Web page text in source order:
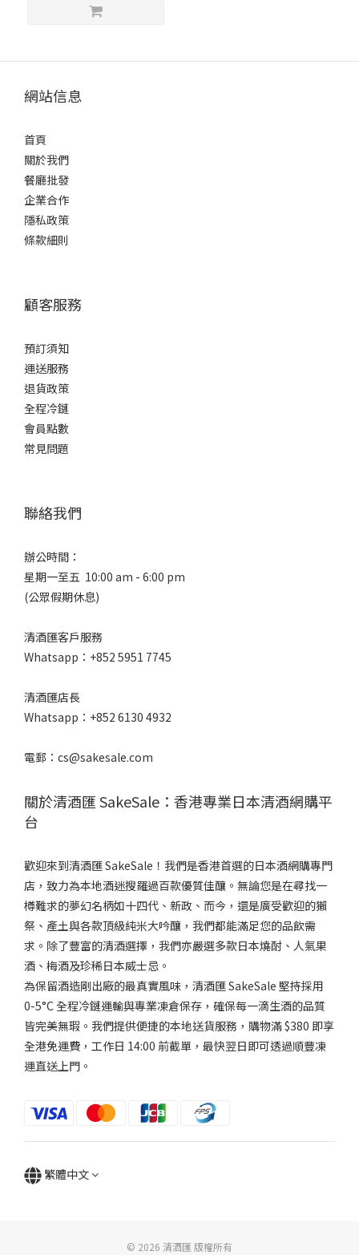
容
量
700ml
-
900ml
(3)
酒
精
16%
甘
口
/
辛
口
微
(1)
辛
口
口
風
味
淡
(1)
(2)
香
氣
微
弱
香
(1)
適
中...
(2)
牌
Morishima
網站信息
首頁
關於我們
餐廳批發
企業合作
隱私政策
條款細則
顧客服務
預訂須知
運送服務
退貨政策
全程冷鏈
會員點數
常見問題
聯絡我們
辦公時間：
星期一至五 10:00 am - 6:00 pm
(公眾假期休息)
清酒匯客戶服務
Whatsapp：+852 5951 7745
清酒匯店長
Whatsapp：+852 6130 4932
電郵：cs@sakesale.com
關於清酒匯 SakeSale：香港專業日本清酒網購平
台
歡迎來到清酒匯 SakeSale！我們是香港首選的日本酒網購專門
店，致力為本地酒迷搜羅過百款優質佳釀。無論您是在尋找一
樽難求的夢幻名柄如十四代、新政、而今，還是廣受歡迎的獺
祭、產土與各款頂級純米大吟釀，我們都能滿足您的品飲需
求。除了豐富的清酒選擇，我們亦嚴選多款日本燒酎、人氣果
酒、梅酒及珍稀日本威士忌。
為保留酒造剛出廠的最真實風味，清酒匯 SakeSale 堅持採用
0-5°C 全程冷鏈運輸與專業凍倉保存，確保每一滴生酒的品質
皆完美無瑕。我們提供便捷的本地送貨服務，購物滿 $380 即享
全港免運費，工作日 14:00 前截單，最快翌日即可透過順豐凍
運直送上門。
繁體中文
© 2026 清酒匯 版權所有